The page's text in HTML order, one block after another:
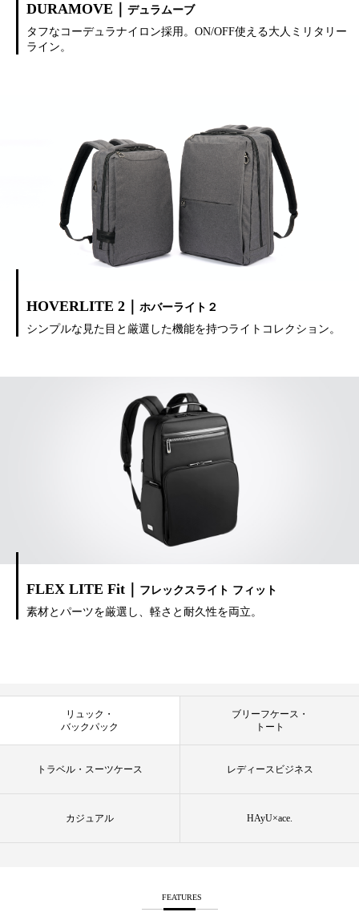
DURAMOVE｜
デュラムーブ
タフなコーデュラナイロン採用。ON/OFF使える大人ミリタリー
ライン。
HOVERLITE 2｜
ホバーライト２
シンプルな見た目と厳選した機能を持つライトコレクション。
FLEX LITE Fit｜
フレックスライト フィット
素材とパーツを厳選し、軽さと耐久性を両立。
リュック・
バックパック
ブリーフケース・
トート
トラベル・スーツケース レディースビジネス
カジュアル HAyU×ace.
FEATURES